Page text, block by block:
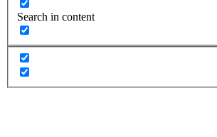
Search in content